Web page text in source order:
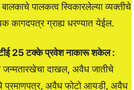
पालकत्व स्विकारलेल्या व्यक्तीचे
कागदपत्र ग्राह्य धरण्यात येईल.
25 टक्के प्रवेश नाकारू शकेल :
जन्मतारखेचा दाखल, अवैध जातीचे
प्रमाणपत्र, अवैध फोटो आयडी, अवैध